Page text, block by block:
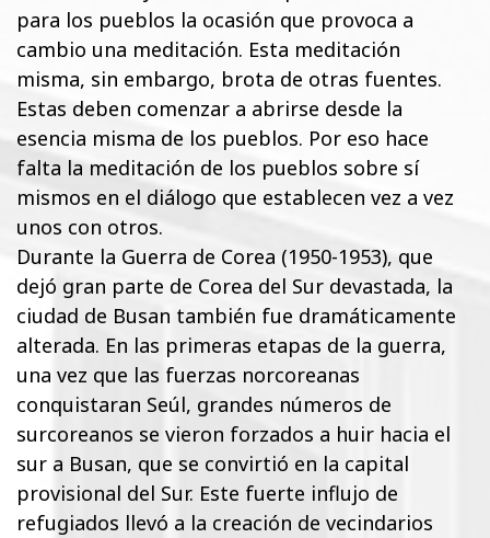
para los pueblos la ocasión que provoca a
cambio una meditación. Esta meditación
misma, sin embargo, brota de otras fuentes.
Estas deben comenzar a abrirse desde la
esencia misma de los pueblos. Por eso hace
falta la meditación de los pueblos sobre sí
mismos en el diálogo que establecen vez a vez
unos con otros.
Durante la Guerra de Corea (1950-1953), que
dejó gran parte de Corea del Sur devastada, la
ciudad de Busan también fue dramáticamente
alterada. En las primeras etapas de la guerra,
una vez que las fuerzas norcoreanas
conquistaran Seúl, grandes números de
surcoreanos se vieron forzados a huir hacia el
sur a Busan, que se convirtió en la capital
provisional del Sur. Este fuerte influjo de
refugiados llevó a la creación de vecindarios